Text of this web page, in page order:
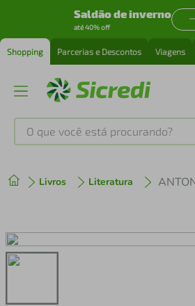
Saldão de inverno
até 40% off
Shopping Parcerias e Descontos Viagens
O que você está procurando?
Livros Literatura
2º cafeteira